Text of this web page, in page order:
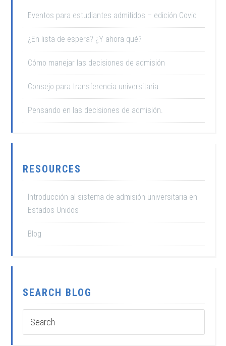
Eventos para estudiantes admitidos – edición Covid
¿En lista de espera? ¿Y ahora qué?
Cómo manejar las decisiones de admisión
Consejo para transferencia universitaria
Pensando en las decisiones de admisión.
RESOURCES
Introducción al sistema de admisión universitaria en
Estados Unidos
Blog
SEARCH BLOG